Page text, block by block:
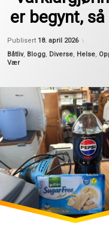
er begynt,
Publisert 18. april 2026
Kategorier:
Båtliv, Blogg, Diverse, Helse,
Vær
oppussing
rydding
sykdom
vår